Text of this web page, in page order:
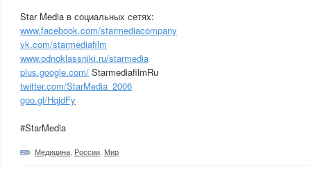
Star Media в социальных сетях:
www.facebook.com/starmediacompany
vk.com/starmediafilm
www.odnoklassniki.ru/starmedia
plus.google.com/ StarmediafilmRu
twitter.com/StarMedia_2006
goo.gl/HqjdFy
#StarMedia
Медицина России Мир